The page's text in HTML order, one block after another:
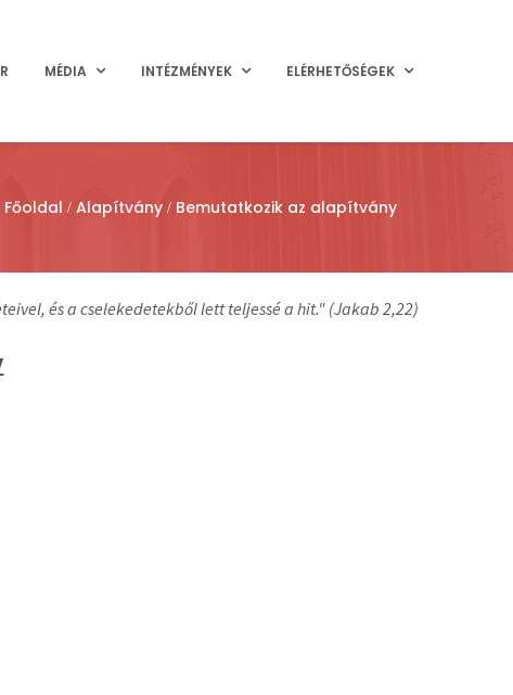
MÉDIA INTÉZMÉNYEK ELÉRHETŐSÉGEK
Főoldal Alapítvány Bemutatkozik az alapítvány
és a cselekedetekből lett teljessé a hit." (Jakab 2,22)